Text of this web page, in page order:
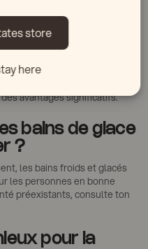
tu rester
?
Avec une tolérance
avantages significatifs.
bains de glace
?
les bains froids et glacés
les personnes en bonne
préexistants, consulte ton
pour la
store
here